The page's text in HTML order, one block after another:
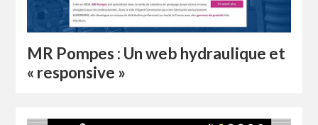
MR Pompes : Un web hydraulique et
« responsive »